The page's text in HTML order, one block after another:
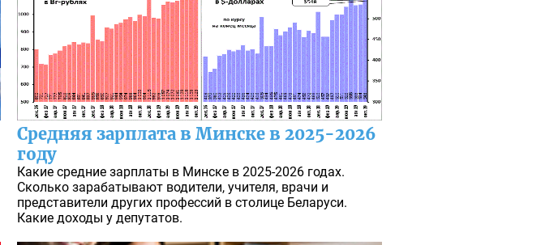
Средняя зарплата в Минске в 2025-2026
году
Какие средние зарплаты в Минске в 2025-2026 годах.
Сколько зарабатывают водители, учителя, врачи и
представители других профессий в столице Беларуси.
Какие доходы у депутатов.